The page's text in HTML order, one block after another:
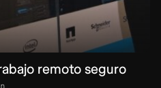
remoto seguro